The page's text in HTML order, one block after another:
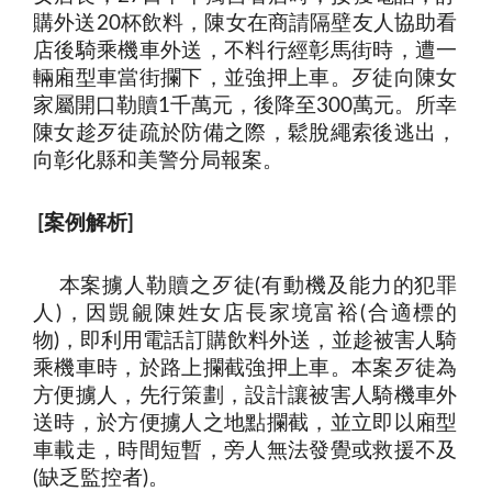
購外送 20杯飲料，陳女在商請隔壁友人協助看
店後騎乘機車外送，不料行經彰馬街時，遭一
輛廂型車當街攔下，並強押上車。歹徒向陳女
家屬開口勒贖1千萬元，後降至300萬元。所幸
陳女趁歹徒疏於防備之際，鬆脫繩索後逃出，
向彰化縣和美警分局報案。
案例解析]
本案擄人勒贖之歹徒(有動機及能力的犯罪
人 )，因覬覦陳姓女店長家境富裕(合適標的
物) ，即利用電話訂購飲料外送，並趁被害人騎
乘機車時，於路上攔截強押上車。本案歹徒為
方便擄人，先行策劃，設計讓被害人騎機車外
送時，於方便擄人之地點攔截，並立即以廂型
車載走，時間短暫，旁人無法發覺或救援不及
(缺乏監控者)。